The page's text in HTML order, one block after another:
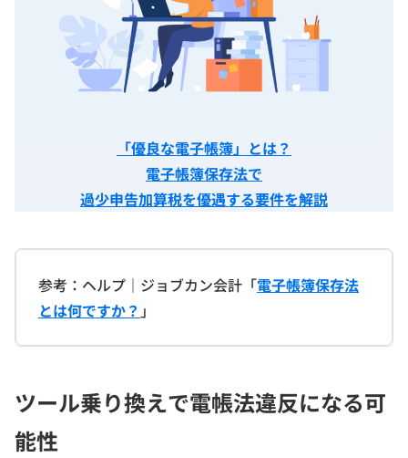
「優良な電子帳簿」とは？
電子帳簿保存法で
過少申告加算税を優遇する要件を解説
参考：ヘルプ｜ジョブカン会計「電子帳簿保存法
とは何ですか？ 」
ツール乗り換えで電帳法違反になる可
能性